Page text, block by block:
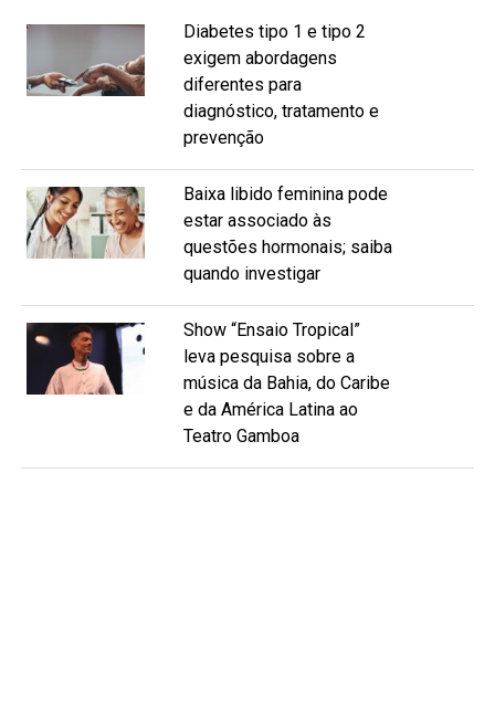
Diabetes tipo 1 e tipo 2
exigem abordagens
diferentes para
diagnóstico, tratamento e
prevenção
Baixa libido feminina pode
estar associado às
questões hormonais; saiba
quando investigar
Show “Ensaio Tropical”
leva pesquisa sobre a
música da Bahia, do Caribe
e da América Latina ao
Teatro Gamboa